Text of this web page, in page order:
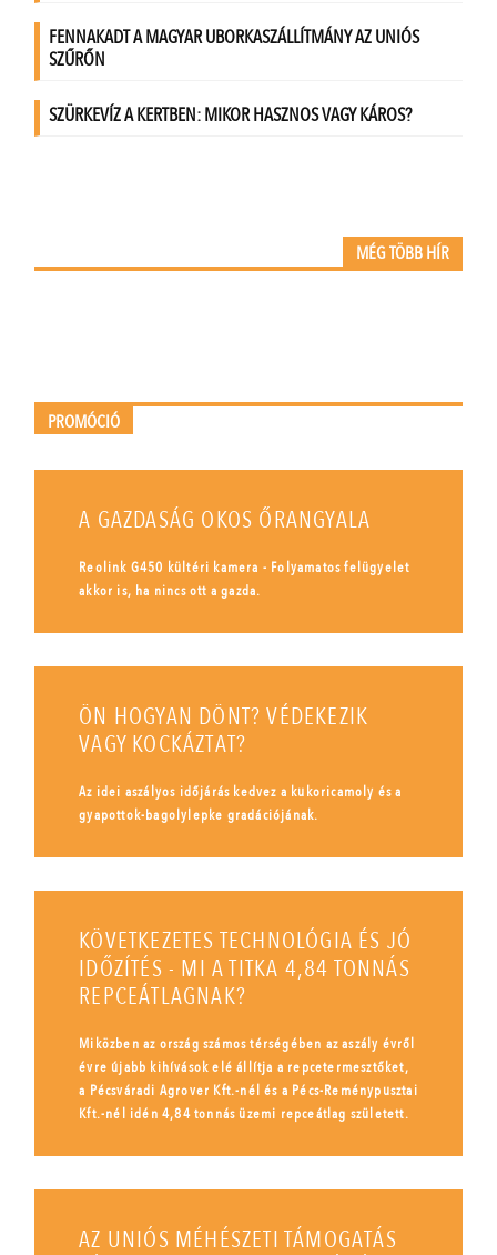
MÉG TÖBB HÍR
PROMÓCIÓ
A GAZDASÁG OKOS ŐRANGYALA
Reolink G450 kültéri kamera - Folyamatos felügyelet
akkor is, ha nincs ott a gazda.
ÖN HOGYAN DÖNT? VÉDEKEZIK
VAGY KOCKÁZTAT?
Az idei aszályos időjárás kedvez a kukoricamoly és a
gyapottok-bagolylepke gradációjának.
KÖVETKEZETES TECHNOLÓGIA ÉS JÓ
IDŐZÍTÉS - MI A TITKA 4,84 TONNÁS
REPCEÁTLAGNAK?
Miközben az ország számos térségében az aszály évről
évre újabb kihívások elé állítja a repcetermesztőket,
a Pécsváradi Agrover Kft.-nél és a Pécs-Reménypusztai
Kft.-nél idén 4,84 tonnás üzemi repceátlag született.
AZ UNIÓS MÉHÉSZETI TÁMOGATÁS